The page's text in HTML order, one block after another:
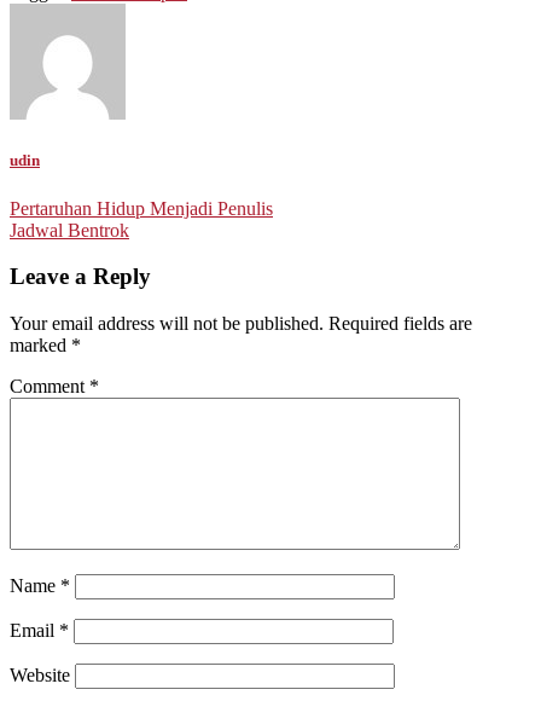
udin
Post
navigation
Pertaruhan Hidup Menjadi Penulis
Jadwal Bentrok
Leave a Reply
Your email address will not be published. Required fields are
marked *
Comment *
Name *
Email *
Website